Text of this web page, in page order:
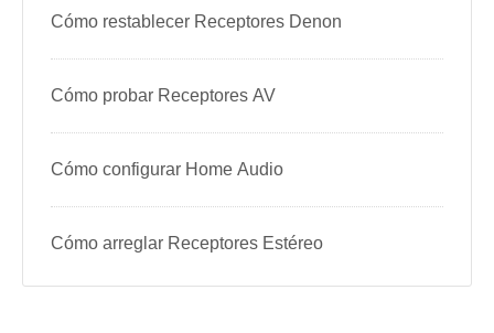
Cómo restablecer Receptores Denon
Cómo probar Receptores AV
Cómo configurar Home Audio
Cómo arreglar Receptores Estéreo